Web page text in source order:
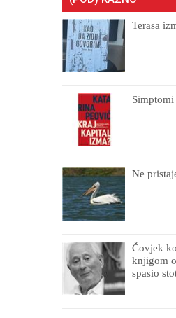
Terasa
Simptomi
Ne
Čovjek
knjigom
spasio